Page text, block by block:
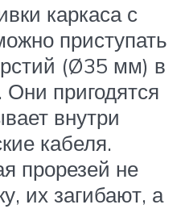
каркаса с
приступать
(Ø35 мм) в
пригодятся
внутри
кабеля.
прорезей не
их загибают, а